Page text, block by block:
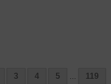
3 4 5 119